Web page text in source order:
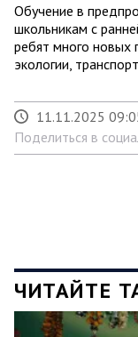
Обучение в
школьникам с
ребят много новых
экологии,
11.11.2025
Поделиться в
ЧИТАЙТЕ